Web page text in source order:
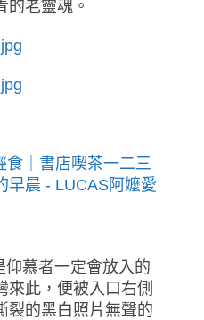
的老靈魂。
慕者一定會放入的
來此，便被入口右側
裂的黑白照片無聲的